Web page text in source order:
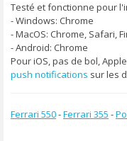
Testé et fonctionne pour
- Windows: Chrome
- MacOS: Chrome, Safari,
- Android: Chrome
Pour iOS, pas de bol,
push notifications sur les
Ferrari 550-Ferrari 355 -